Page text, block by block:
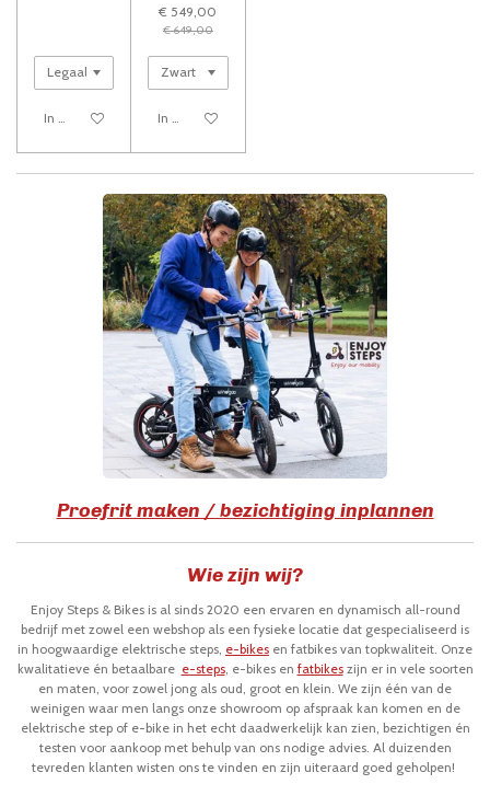
In winkelwagen
€ 549,00
€ 649,00
In winkelwagen
Proefrit maken / bezichtiging inplannen
Wie zijn wij?
Enjoy Steps & Bikes is al sinds 2020 een ervaren en dynamisch all-round
bedrijf met zowel een webshop als een fysieke locatie dat gespecialiseerd is
in hoogwaardige elektrische steps, e-bikes en fatbikes van topkwaliteit. Onze
kwalitatieve én betaalbare e-steps, e-bikes en fatbikeszijn er in vele soorten
en maten, voor zowel jong als oud, groot en klein. We zijn één van de
weinigen waar men langs onze showroom op afspraak kan komen en de
elektrische step of e-bike in het echt daadwerkelijk kan zien, bezichtigen én
testen voor aankoop met behulp van ons nodige advies. Al duizenden
tevreden klanten wisten ons te vinden en zijn uiteraard goed geholpen!